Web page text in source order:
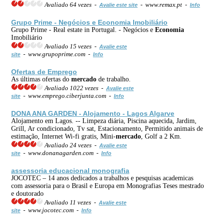
Avaliado 64 vezes - Avalie este site - www.remax.pt - Info
Grupo Prime - Negócios e Economia Imobiliário
Grupo Prime - Real estate in Portugal. - Negócios e Economia
Imobiliário
Avaliado 15 vezes - Avalie este
site - www.grupoprime.com - Info
Ofertas de Emprego
As últimas ofertas do mercado de trabalho.
Avaliado 1022 vezes - Avalie este
site - www.emprego.ciberjunta.com - Info
DONA ANA GARDEN - Alojamento - Lagos Algarve
Alojamento em Lagos. -- Limpeza diária, Piscina aquecida, Jardim,
Grill, Ar condicionado, Tv sat, Estacionamento, Permitido animais de
estimação, Internet Wi-fi gratis, Mini-mercado , Golf a 2 Km.
Avaliado 24 vezes - Avalie este
site - www.donanagarden.com - Info
assessoria educacional monografia
JOCOTEC – 14 anos dedicados a trabalhos e pesquisas academicas
com assessoria para o Brasil e Europa em Monografias Teses mestrado
e doutorado
Avaliado 11 vezes - Avalie este
site - www.jocotec.com - Info